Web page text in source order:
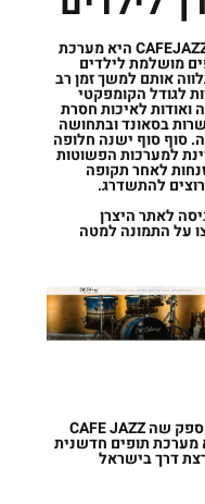
היא מערכת
מושלמת לילדים
אותם למשך זמן רב
לגודל הקומפקטי
ואודות לאיכות חסרת
בסאונד ובתחושה
סוף סוף ישנה חלופה
למערכות הפשוטות
לאחר תקופה
להתשדרג.
לאתר היצרן
על התמונה למטה
ספק שה CAFEJAZZ
מערכת תופים חדשנית
דרך בישראל